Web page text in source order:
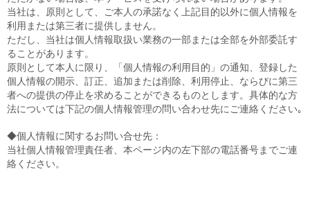
当社は、原則として、ご本人の承諾なく上記目的以外に個人情報を
利用または第三者に提供しません。
ただし、当社は個人情報取扱い業務の一部または全部を外部委託す
ることがあります。
原則として本人に限り、「個人情報の利用目的」の通知、登録した
個人情報の開示、訂正、追加または削除、利用停止、ならびに第三
者への提供の停止を求めることができるものとします。具体的な方
法については下記の個人情報管理の問い合わせ先にご連絡ください｡
◆個人情報に関するお問い合せ先：
当社個人情報管理責任者、本ページ内の左下部の電話番号までご連
絡ください。